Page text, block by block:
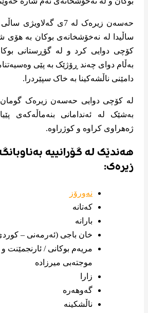
ساڵیدا لە نەخۆشخانەی بوکان بە هۆی
کۆچی دوایی کرد و لە گۆڕستانی
بەڵام دوای چەند ڕۆژێک بە پێی
دامێنی ناڵشەکینا بە خاک سپێردرا.
لە کۆچی دوایی حەسەن زیرەک گومان
بەشێک لە ئەندامانی بنەماڵەکەی
ژەهراوی کراوە و کوژراوە.
هەندێک لە گۆرانییە
زیرەک:
نەورۆز
کەتانه
بارانه
خان باجی (ئەرمەنی –
مریەم بوکانی / ئارنجمێنت
موجتەبی میرزادە
زارا
گەوهەرە
ناڵشکینه